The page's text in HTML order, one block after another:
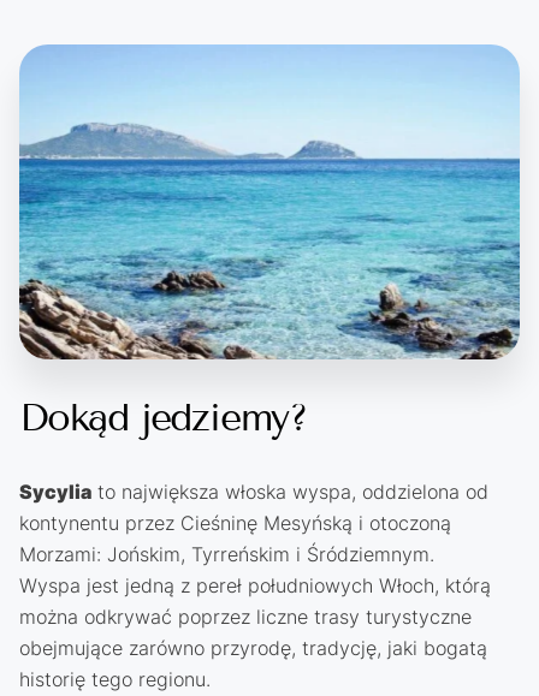
Dokąd jedziemy?
Sycylia to największa włoska wyspa, oddzielona od
kontynentu przez Cieśninę Mesyńską i otoczoną
Morzami: Jońskim, Tyrreńskim i Śródziemnym.
Wyspa jest jedną z pereł południowych Włoch, którą
można odkrywać poprzez liczne trasy turystyczne
obejmujące zarówno przyrodę, tradycję, jaki bogatą
historię tego regionu.